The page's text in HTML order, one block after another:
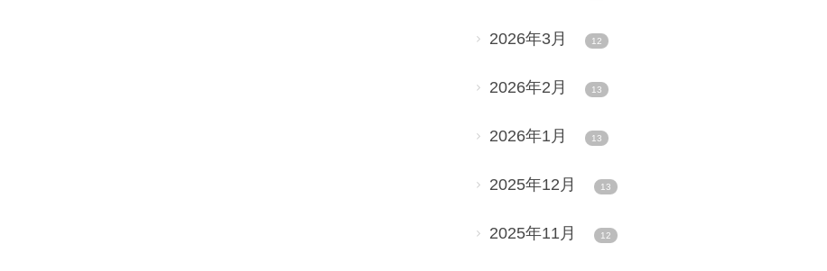
2026年3月 12
2026年2月 13
2026年1月 13
2025年12月 13
2025年11月 12